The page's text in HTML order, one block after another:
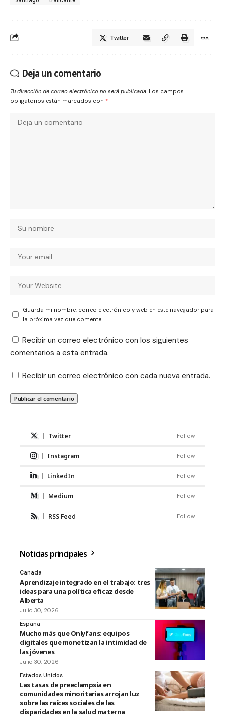
Twitter
Deja un comentario
Tu dirección de correo electrónico no será publicada. Los campos
obligatorios están marcados con *
Guarda mi nombre, correo electrónico y web en este navegador para
la próxima vez que comente.
Recibir un correo electrónico con los siguientes
comentarios a esta entrada.
Recibir un correo electrónico con cada nueva entrada.
Twitter Follow
Instagram Follow
LinkedIn Follow
Medium Follow
RSS Feed Follow
Noticias principales
Canada
Aprendizaje integrado en el trabajo: tres
ideas para una política eficaz desde
Alberta
Julio 30, 2026
España
Mucho más que Onlyfans: equipos
digitales que monetizan la intimidad de
las jóvenes
Julio 30, 2026
Estados Unidos
Las tasas de preeclampsia en
comunidades minoritarias arrojan luz
sobre las raíces sociales de las
disparidades en la salud materna